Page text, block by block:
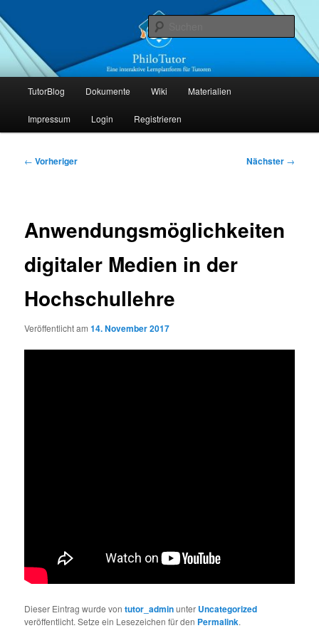
primären
Inhalt
springenPhiloTutor
TutorBlog Dokumente Wiki Materialien
Impressum Login Registrieren
Beitragsnavigation
← Vorheriger Nächster →
Anwendungsmöglichkeiten
digitaler Medien in der
Hochschullehre
Veröffentlicht am14. November 2017
Dieser Eintrag wurde vontutor_adminunter Uncategorized
veröffentlicht. Setze ein Lesezeichen für den Permalink.